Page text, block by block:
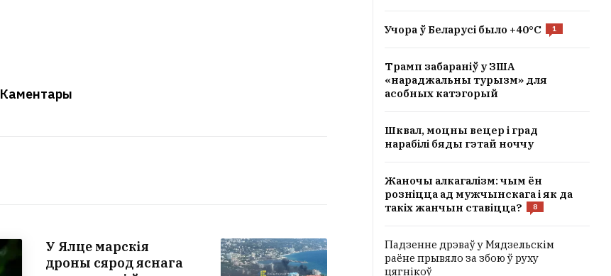
Каментары
У Ялце марскія
дроны сярод яснага
Учора ў Беларусі было +40°C 1
Трамп забараніў у ЗША
«нараджальны турызм» для
асобных катэгорый
Шквал, моцны вецер і град
нарабілі бяды гэтай ноччу
Жаночы алкагалізм: чым ён
розніцца ад мужчынскага і як да
такіх жанчын ставіцца?
8
Падзенне дрэваў у Мядзельскім
раёне прывяло за збою ў руху
цягнікоў